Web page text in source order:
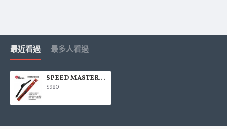
最近看過 最多人看過
SPEED MASTER速馬力 矽膠軟骨雨刷(日系/歐系車用)單支
$980